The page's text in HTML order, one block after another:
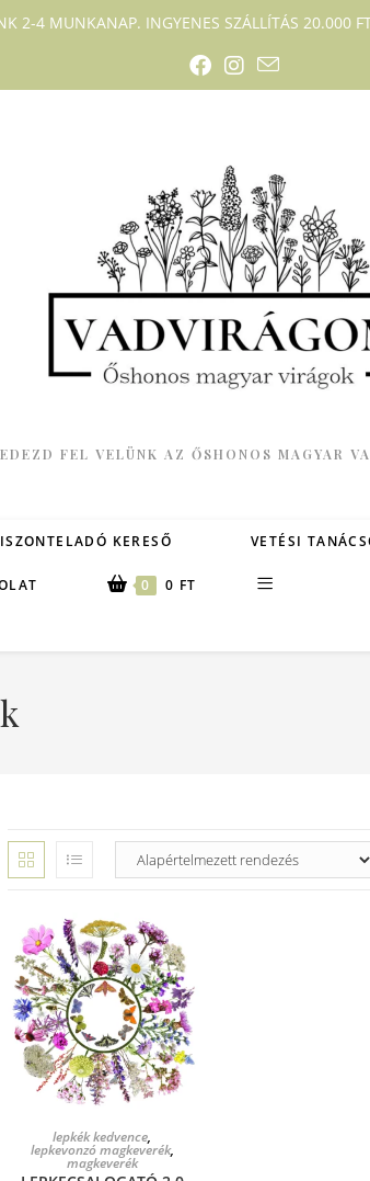
2-4 MUNKANAP. INGYENES SZÁLLÍTÁS 20.000
FEL VELÜNK AZ ŐSHONOS MAGYAR
KERESŐ VETÉSI
0 0 FT
OPCIÓK VÁLASZTÁSA
lepkék kedvence,
lepkevonzó magkeverék,
magkeverék